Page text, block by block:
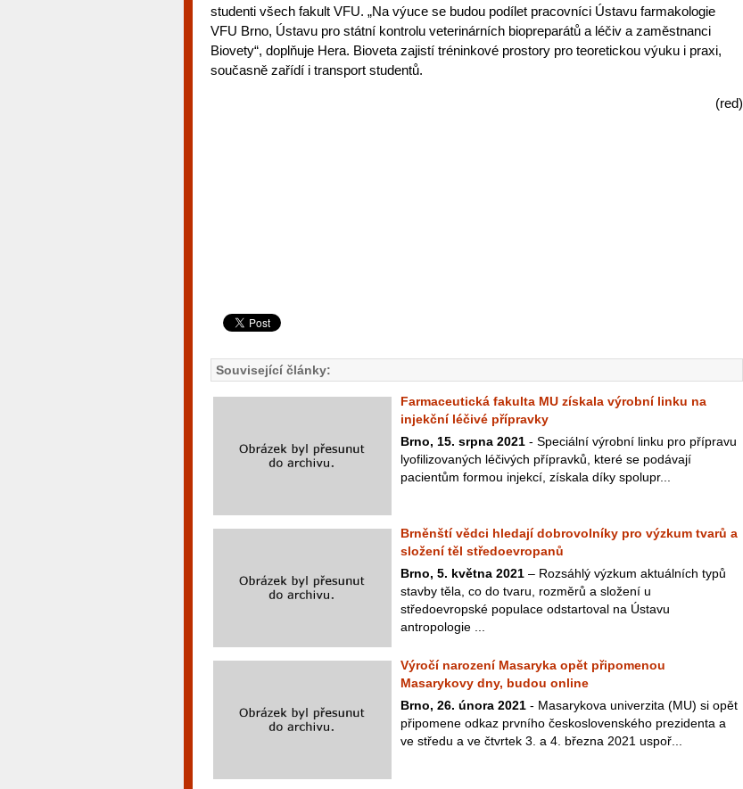
studenti všech fakult VFU. „Na výuce se budou podílet pracovníci Ústavu farmakologie
VFU Brno, Ústavu pro státní kontrolu veterinárních biopreparátů a léčiv a zaměstnanci
Biovety“, doplňuje Hera. Bioveta zajistí tréninkové prostory pro teoretickou výuku i praxi,
současně zařídí i transport studentů.
(red)
Související články:
Farmaceutická fakulta MU získala výrobní linku na
injekční léčivé přípravky
Brno, 15. srpna 2021 - Speciální výrobní linku pro přípravu
lyofilizovaných léčivých přípravků, které se podávají
pacientům formou injekcí, získala díky spolupr...
Brněnští vědci hledají dobrovolníky pro výzkum tvarů a
složení těl středoevropanů
Brno, 5. května 2021 – Rozsáhlý výzkum aktuálních typů
stavby těla, co do tvaru, rozměrů a složení u
středoevropské populace odstartoval na Ústavu
antropologie ...
Výročí narození Masaryka opět připomenou
Masarykovy dny, budou online
Brno, 26. února 2021 - Masarykova univerzita (MU) si opět
připomene odkaz prvního československého prezidenta a
ve středu a ve čtvrtek 3. a 4. března 2021 uspoř...